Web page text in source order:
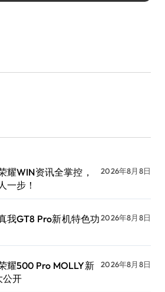
耀WIN资讯全掌控，
一步！
2026年8月8日
我GT8 Pro新机特色功2026年8月8日
耀500 Pro MOLLY新
公开
2026年8月8日